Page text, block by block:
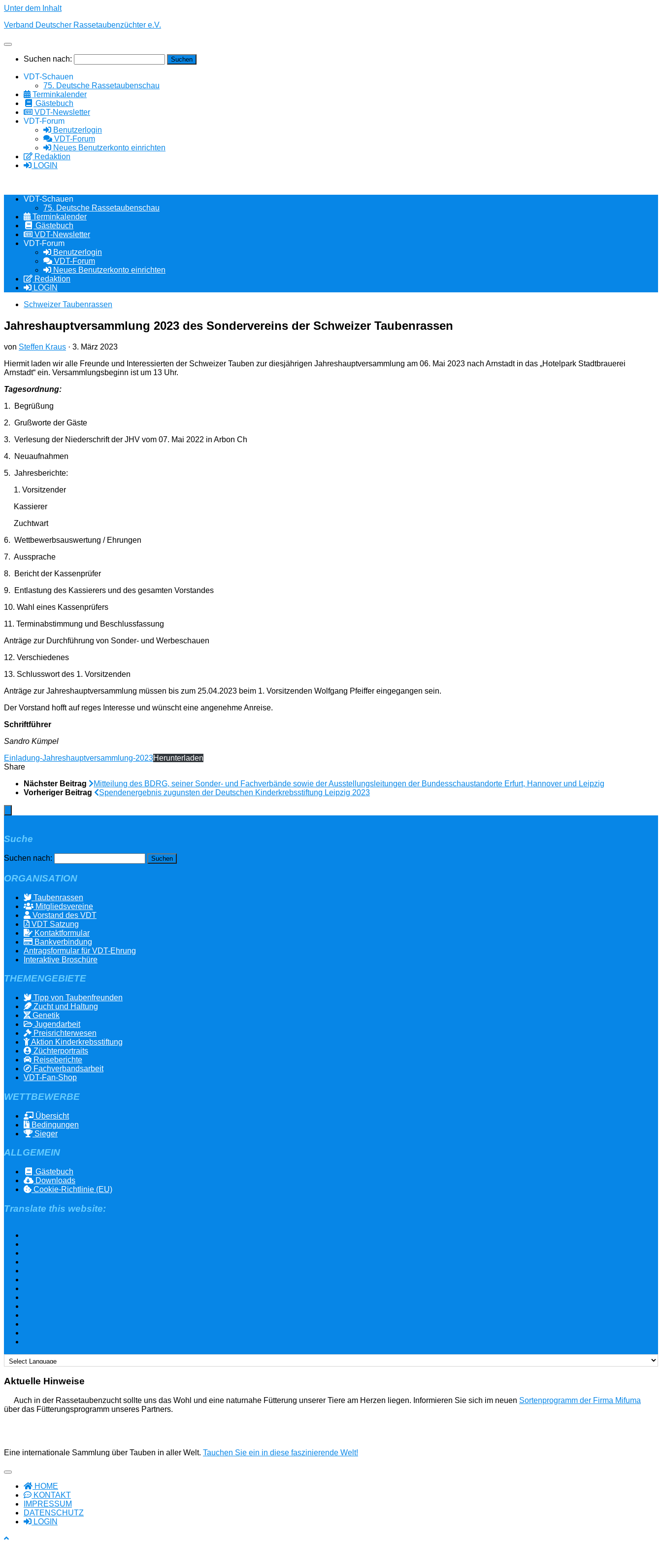
Unter dem Inhalt
Verband Deutscher Rassetaubenzüchter e.V.
Suchen nach:
VDT-Schauen
75. Deutsche Rassetaubenschau
Terminkalender
Gästebuch
VDT-Newsletter
VDT-Forum
Benutzerlogin
VDT-Forum
Neues Benutzerkonto einrichten
Redaktion
LOGIN
VDT-Schauen
75. Deutsche Rassetaubenschau
Terminkalender
Gästebuch
VDT-Newsletter
VDT-Forum
Benutzerlogin
VDT-Forum
Neues Benutzerkonto einrichten
Redaktion
LOGIN
Schweizer Taubenrassen
Jahreshauptversammlung 2023 des Sondervereins der Schweizer Taubenrassen
von Steffen Kraus · 3. März 2023
Hiermit laden wir alle Freunde und Interessierten der Schweizer Tauben zur diesjährigen Jahreshauptversammlung am 06. Mai 2023 nach Arnstadt in das „Hotelpark Stadtbrauerei
Arnstadt“ ein. Versammlungsbeginn ist um 13 Uhr.
Tagesordnung:
1. Begrüßung
2. Grußworte der Gäste
3. Verlesung der Niederschrift der JHV vom 07. Mai 2022 in Arbon Ch
4. Neuaufnahmen
5. Jahresberichte:
1. Vorsitzender
Kassierer
Zuchtwart
6. Wettbewerbsauswertung / Ehrungen
7. Aussprache
8. Bericht der Kassenprüfer
9. Entlastung des Kassierers und des gesamten Vorstandes
10. Wahl eines Kassenprüfers
11. Terminabstimmung und Beschlussfassung
Anträge zur Durchführung von Sonder- und Werbeschauen
12. Verschiedenes
13. Schlusswort des 1. Vorsitzenden
Anträge zur Jahreshauptversammlung müssen bis zum 25.04.2023 beim 1. Vorsitzenden Wolfgang Pfeiffer eingegangen sein.
Der Vorstand hofft auf reges Interesse und wünscht eine angenehme Anreise.
Schriftführer
Sandro Kümpel
Einladung-Jahreshauptversammlung-2023Herunterladen
Share
Nächster Beitrag
Mitteilung des BDRG, seiner Sonder- und Fachverbände sowie der Ausstellungsleitungen der Bundesschaustandorte Erfurt, Hannover und Leipzig
Vorheriger Beitrag
Spendenergebnis zugunsten der Deutschen Kinderkrebsstiftung Leipzig 2023
Suche
Suchen nach:
ORGANISATION
Taubenrassen
Mitgliedsvereine
Vorstand des VDT
VDT Satzung
Kontaktformular
Bankverbindung
Antragsformular für VDT-Ehrung
Interaktive Broschüre
THEMENGEBIETE
Tipp von Taubenfreunden
Zucht und Haltung
Genetik
Jugendarbeit
Preisrichterwesen
Aktion Kinderkrebsstiftung
Züchterportraits
Reiseberichte
Fachverbandsarbeit
VDT-Fan-Shop
WETTBEWERBE
Übersicht
Bedingungen
Sieger
ALLGEMEIN
Gästebuch
Downloads
Cookie-Richtlinie (EU)
Translate this website:
Aktuelle Hinweise
Auch in der Rassetaubenzucht sollte uns das Wohl und eine naturnahe Fütterung unserer Tiere am Herzen liegen. Informieren Sie sich im neuen Sortenprogramm der Firma Mifuma
über das Fütterungsprogramm unseres Partners.
Eine internationale Sammlung über Tauben in aller Welt. Tauchen Sie ein in diese faszinierende Welt!
HOME
KONTAKT
IMPRESSUM
DATENSCHUTZ
LOGIN